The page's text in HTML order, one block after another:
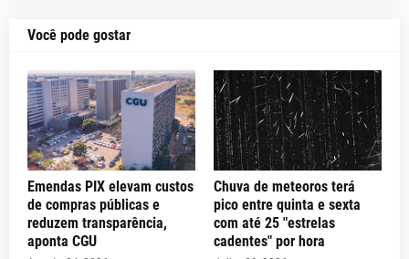
Você pode gostar
Emendas PIX elevam custos
de compras públicas e
reduzem transparência,
aponta CGU
Chuva de meteoros terá
pico entre quinta e sexta
com até 25 "estrelas
cadentes" por hora